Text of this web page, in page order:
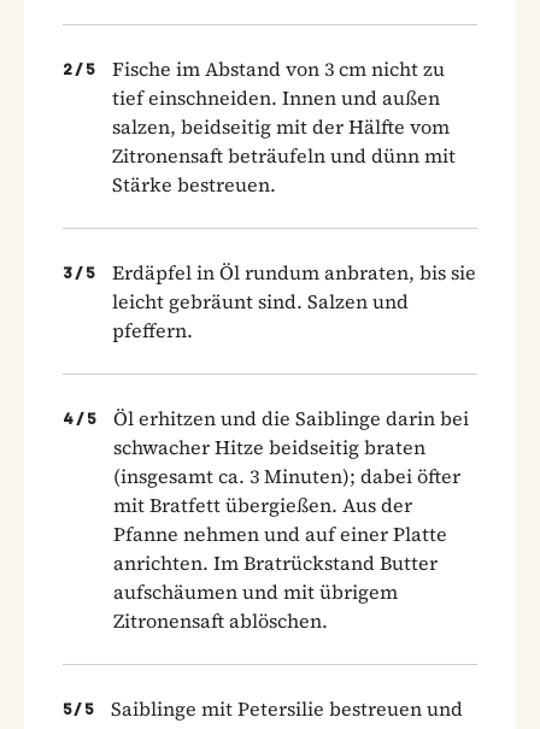
2 / 5
Fische im Abstand von 3 cm nicht zu
tief einschneiden. Innen und außen
salzen, beidseitig mit der Hälfte vom
Zitronensaft beträufeln und dünn mit
Stärke bestreuen.
3 / 5
Erdäpfel in Öl rundum anbraten, bis sie
leicht gebräunt sind. Salzen und
pfeffern.
4 / 5
Öl erhitzen und die Saiblinge darin bei
schwacher Hitze beidseitig braten
(insgesamt ca. 3 Minuten); dabei öfter
mit Bratfett übergießen. Aus der
Pfanne nehmen und auf einer Platte
anrichten. Im Bratrückstand Butter
aufschäumen und mit übrigem
Zitronensaft ablöschen.
5/ 5
Saiblinge mit Petersilie bestreuen und